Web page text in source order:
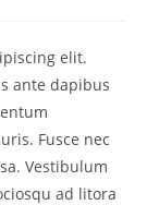
elit.
ante dapibus
Fusce nec
Vestibulum
ad litora